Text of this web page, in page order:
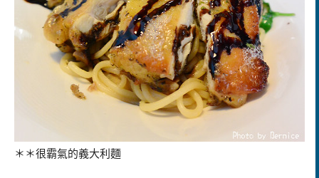
＊＊很霸氣的義大利麵